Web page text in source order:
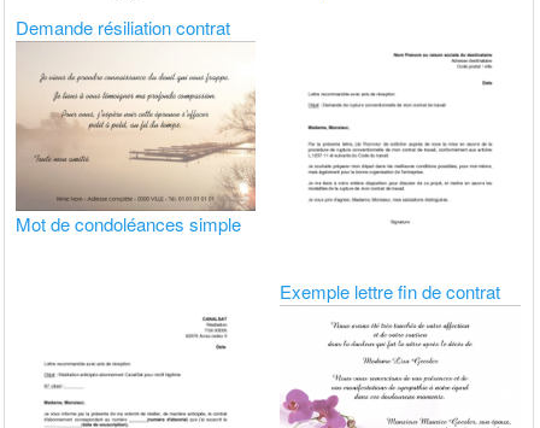
Demande résiliation contrat
Mot de condoléances simple
Exemple lettre fin de contrat